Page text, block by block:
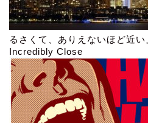
るさくて、ありえないほど近
Incredibly Close